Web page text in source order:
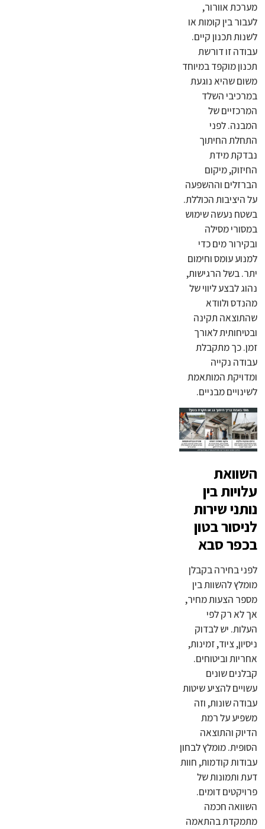
מערכת אוורור,
לעבור בין קומות או
לשנות תכנון קיים.
עבודה זו דורשת
תכנון מוקפד במיוחד
משום שהיא נוגעת
במרכיבי השלד
המרכזיים של
המבנה. לפני
התחלת החיתוך
נבדקת מידת
החיזוק, מיקום
הברזלים וההשפעה
על היציבות הכוללת.
בשטח נעשה שימוש
במסורי מסילה
ובקירור מים כדי
למנוע עומס וחימום
יתר. בשל הרגישות,
נהוג לבצע ליווי של
מהנדס ולוודא
שהתוצאה תקינה
ובטיחותית לאורך
זמן. כך מתקבלת
עבודה נקייה
ומדויקת המותאמת
לשינויים מבניים.
השוואת
עלויות בין
נותני שירות
לניסור בטון
בכפר סבא
לפני בחירה בקבלן
מומלץ להשוות בין
מספר הצעות מחיר,
אך לא רק לפי
העלות. יש לבדוק
ניסיון, ציוד, זמינות,
אחריות וביטוחים.
קבלנים שונים
עשויים להציע שיטות
עבודה שונות, וזה
משפיע על רמת
הדיוק והתוצאה
הסופית. מומלץ לבחון
עבודות קודמות, חוות
דעת ותמונות של
פרויקטים דומים.
השוואה חכמה
מתמקדת בהתאמה